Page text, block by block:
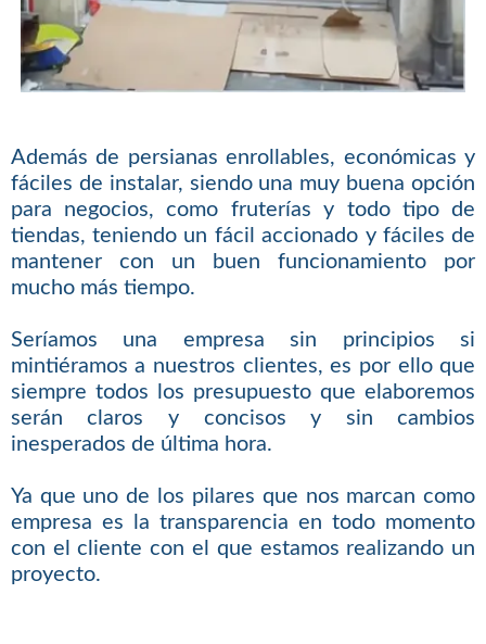
Además de persianas enrollables, económicas y
fáciles de instalar, siendo una muy buena opción
para negocios, como fruterías y todo tipo de
tiendas, teniendo un fácil accionado y fáciles de
mantener con un buen funcionamiento por
mucho más tiempo.
Seríamos una empresa sin principios si
mintiéramos a nuestros clientes, es por ello que
siempre todos los presupuesto que elaboremos
serán claros y concisos y sin cambios
inesperados de última hora.
Ya que uno de los pilares que nos marcan como
empresa es la transparencia en todo momento
con el cliente con el que estamos realizando un
proyecto.